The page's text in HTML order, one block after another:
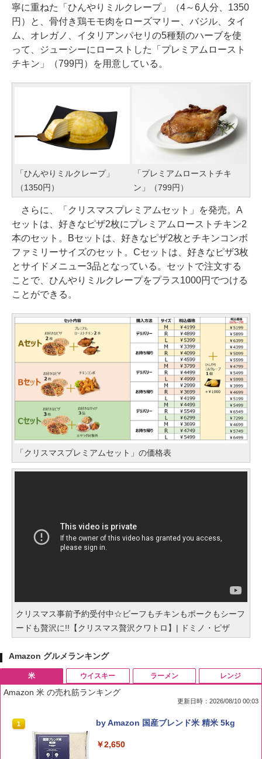
寧に重ねた「ひんやりミルクレープ」（4～6人分、1350
円）と、骨付き鶏モモ肉をローズマリー、バジル、タイ
ム、オレガノ、イタリアンパセリの5種類のハーブを使
って、ジューシーにローストした「プレミアムロースト
チキン」（799円）を用意している。
「ひんやりミルクレープ」
（1350円）
「プレミアムローストチキ
ン」（799円）
さらに、「クリスマスプレミアムセット」を発売。A
セットは、好きなピザ2枚にプレミアムローストチキン2
本のセット。Bセットは、好きなピザ2枚とチキンコンボ
ファミリーサイズのセット。Cセットは、好きなピザ3枚
とサイドメニュー3品となっている。セットで注文する
ことで、ひんやりミルクレープをプラス1000円でつける
ことができる。
「クリスマスプレミアムセット」の価格表
クリスマス事前予約受付中☆ビーフもチキンもポークもシーフ
ードも贅沢に!!【クリスマス贅沢クワトロ】| ドミノ・ピザ
Amazon グルメランキング
米
Amazon 米 の売れ筋ランキング
更新日時：2026/08/10 00:03
1 by Amazon 国産ブレンド米 精米 5kg
￥2,650
ウイスキー ラーメン レンジ